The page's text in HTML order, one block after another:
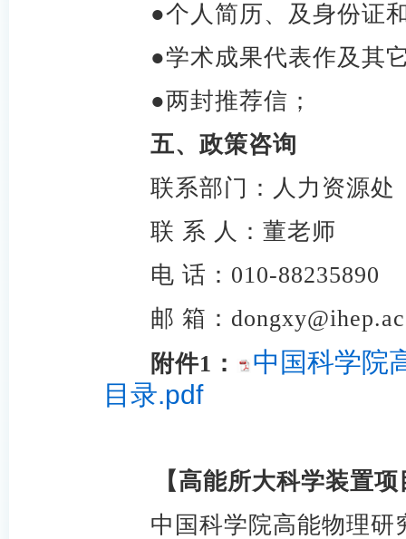
●个人简历、及身份证
●学术成果代表作及其
●两封推荐信；
五、政策咨询
联系部门：人力资源处
联 系 人：董老师
电 话：010-88235890
邮 箱：
附件1：
中国科学院
目录.pdf
【高能所大科学装置项
中国科学院高能物理研